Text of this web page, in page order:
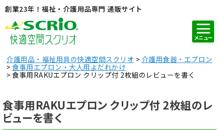
創業23年！福祉・介護用品専門 通販サイト
メニュー
介護用品・福祉用具の快適空間スクリオ
介護用食器・エプロン
食事用エプロン・大人用よだれかけ
食事用RAKUエプロン クリップ付 2枚組のレビューを書く
食事用RAKUエプロン クリップ付 2枚組のレ
ビューを書く